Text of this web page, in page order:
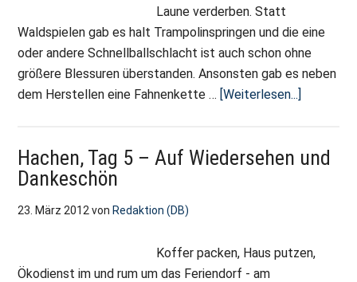
Laune verderben. Statt
Waldspielen gab es halt Trampolinspringen und die eine
oder andere Schnellballschlacht ist auch schon ohne
größere Blessuren überstanden. Ansonsten gab es neben
dem Herstellen eine Fahnenkette … [Weiterlesen...]
–
Hachen, Tag 5 – Auf Wiedersehen und
Dankeschön
23. März 2012von Redaktion (DB)
Koffer packen, Haus putzen,
Ökodienst im und rum um das Feriendorf - am